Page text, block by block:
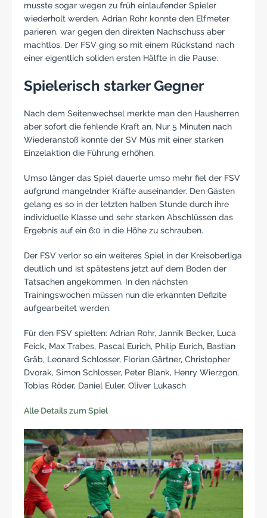
musste sogar wegen zu früh einlaufender Spieler
wiederholt werden. Adrian Rohr konnte den Elfmeter
parieren, war gegen den direkten Nachschuss aber
machtlos. Der FSV ging so mit einem Rückstand nach
einer eigentlich soliden ersten Hälfte in die Pause.
Spielerisch starker Gegner
Nach dem Seitenwechsel merkte man den Hausherren
aber sofort die fehlende Kraft an. Nur 5 Minuten nach
Wiederanstoß konnte der SV Müs mit einer starken
Einzelaktion die Führung erhöhen.
Umso länger das Spiel dauerte umso mehr fiel der FSV
aufgrund mangelnder Kräfte auseinander. Den Gästen
gelang es so in der letzten halben Stunde durch ihre
individuelle Klasse und sehr starken Abschlüssen das
Ergebnis auf ein 6:0 in die Höhe zu schrauben.
Der FSV verlor so ein weiteres Spiel in der Kreisoberliga
deutlich und ist spätestens jetzt auf dem Boden der
Tatsachen angekommen. In den nächsten
Trainingswochen müssen nun die erkannten Defizite
aufgearbeitet werden.
Für den FSV spielten: Adrian Rohr, Jannik Becker, Luca
Feick, Max Trabes, Pascal Eurich, Philip Eurich, Bastian
Gräb, Leonard Schlosser, Florian Gärtner, Christopher
Dvorak, Simon Schlosser, Peter Blank, Henry Wierzgon,
Tobias Röder, Daniel Euler, Oliver Lukasch
Alle Details zum Spiel